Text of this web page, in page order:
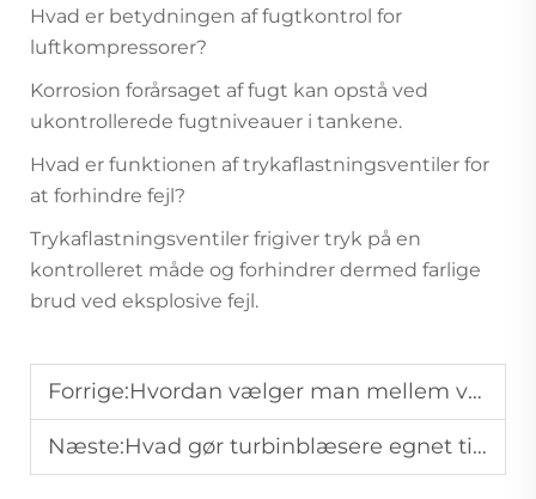
Hvad er betydningen af fugtkontrol for
luftkompressorer?
Korrosion forårsaget af fugt kan opstå ved
ukontrollerede fugtniveauer i tankene.
Hvad er funktionen af trykaflastningsventiler for
at forhindre fejl?
Trykaflastningsventiler frigiver tryk på en
kontrolleret måde og forhindrer dermed farlige
brud ved eksplosive fejl.
Forrige:Hvordan vælger man mellem vertikale og horisontale tanke til luftkompressorer?
Næste:Hvad gør turbinblæsere egnet til luftforsyning med høj hastighed i industrielle miljøer?